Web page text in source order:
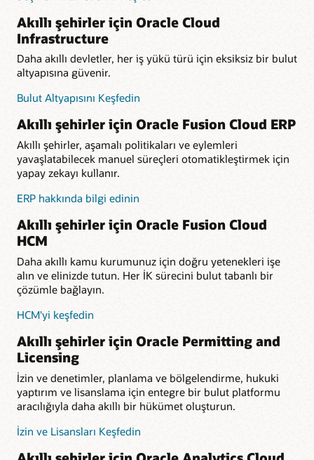
Akıllı şehirler için Oracle Cloud
Infrastructure
Daha akıllı devletler, her iş yükü türü için eksiksiz bir bulut
altyapısına güvenir.
Bulut Altyapısını Keşfedin
Akıllı şehirler için Oracle Fusion Cloud ERP
Akıllı şehirler, aşamalı politikaları ve eylemleri
yavaşlatabilecek manuel süreçleri otomatikleştirmek için
yapay zekayı kullanır.
ERP hakkında bilgi edinin
Akıllı şehirler için Oracle Fusion Cloud
HCM
Daha akıllı kamu kurumunuz için doğru yetenekleri işe
alın ve elinizde tutun. Her İK sürecini bulut tabanlı bir
çözümle bağlayın.
HCM'yi keşfedin
Akıllı şehirler için Oracle Permitting and
Licensing
İzin ve denetimler, planlama ve bölgelendirme, hukuki
yaptırım ve lisanslama için entegre bir bulut platformu
aracılığıyla daha akıllı bir hükümet oluşturun.
İzin ve Lisansları Keşfedin